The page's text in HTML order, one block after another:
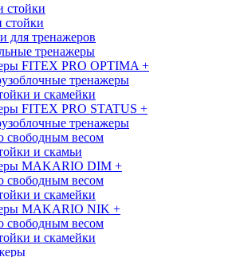
стойки
стойки
для тренажеров
тренажеры
FITEX PRO OPTIMA +
тренажеры
и скамейки
FITEX PRO STATUS +
тренажеры
свободным весом
и скамьи
MAKARIO DIM +
свободным весом
и скамейки
MAKARIO NIK +
свободным весом
и скамейки